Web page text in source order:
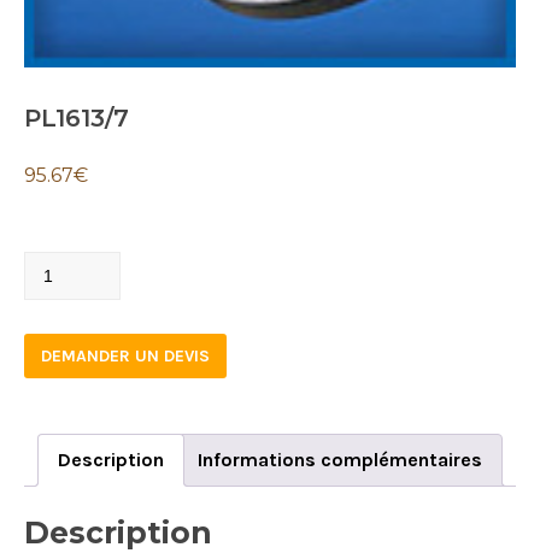
PL1613/7
95.67€
PL1613/7
DEMANDER UN DEVIS
Description Informations complémentaires
Description